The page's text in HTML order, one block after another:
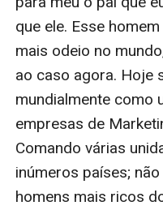
que ele. Esse
mais odeio no
ao caso agora. Hoje
mundialmente como
empresas de
Comando várias
inúmeros países;
homens mais ricos